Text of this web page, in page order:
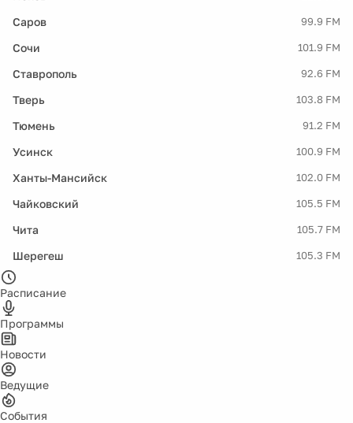
Саров 99.9 FM
Сочи 101.9 FM
Ставрополь 92.6 FM
Тверь 103.8 FM
Тюмень 91.2 FM
Усинск 100.9 FM
Ханты-Мансийск 102.0 FM
Чайковский 105.5 FM
Чита 105.7 FM
Шерегеш 105.3 FM
Расписание
Программы
Новости
Ведущие
События